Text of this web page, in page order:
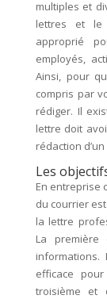
multiples et
lettres et le
approprié
employés,
Ainsi, pour
compris par
rédiger. Il
lettre doit
rédaction
Les
En entreprise
du courrier
la lettre
La
efficace
troisième et